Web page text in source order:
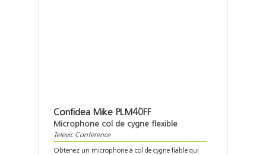
Confidea Mike PLM40FF
Microphone col de cygne flexible
Televic Conference
Obtenez un microphone à col de cygne fiable qui